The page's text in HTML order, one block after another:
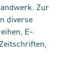
Zur
diverse
E-